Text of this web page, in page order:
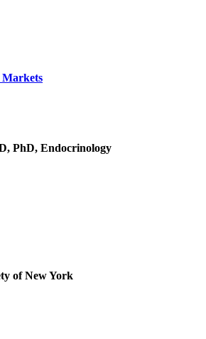
PhD, Endocrinology
of New York